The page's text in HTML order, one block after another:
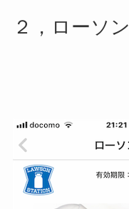
２，ローソン